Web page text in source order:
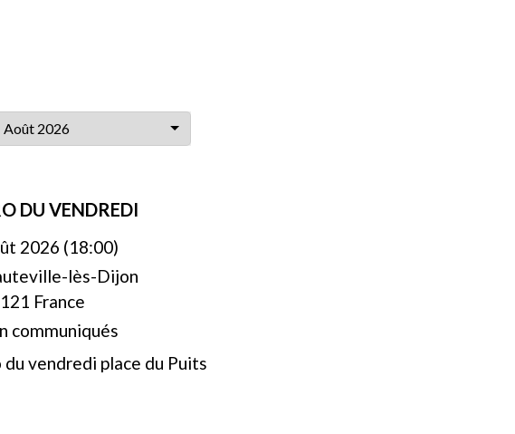
Août 2026
DU VENDREDI
2026 (18:00)
lès-Dijon
France
communiqués
du vendredi place du Puits